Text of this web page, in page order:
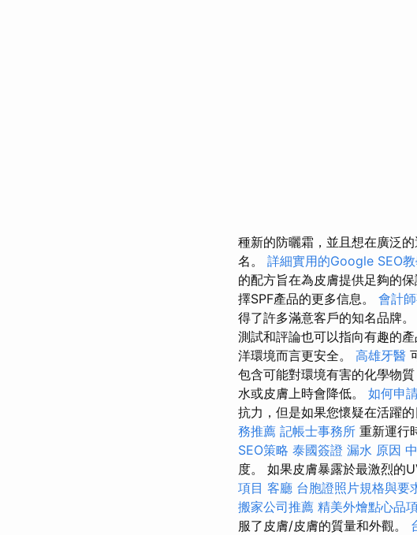
種新的防曬霜，並且想在廣泛
名。 詳細實用的Google SEO
的配方旨在為皮膚提供足夠的
擇SPF產品的更多信息。 會計
得了許多滿意客戶的知名品牌。
測試和評論也可以指向有趣的
洋環境而言更安全。 高雄牙醫
包含可能對環境有害的化學物質
水或皮膚上時會降低。 如何申
抗力，但是如果您懷疑在活躍
務推薦 記帳士事務所 重新運行
SEO策略 泰國簽證 漏水 原因
度。 如果皮膚暴露於最激烈的
項目 客廳 台胞證照片規格與要
搬家公司推薦 精美外燴點心品
服了皮膚/皮膚的質量和外觀。